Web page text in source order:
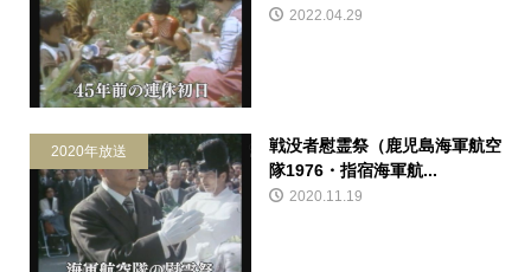
2022.04.29
2020年放送
戦没者慰霊祭（鹿児島海軍航空
隊1976・指宿海軍航...
2020.11.19